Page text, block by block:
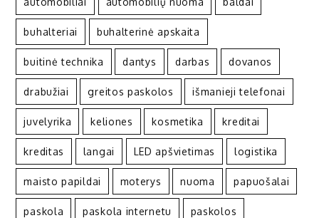
buhalteriai buhalterinė apskaita
buitinė technika dantys darbas dovanos
drabužiai greitos paskolos išmanieji telefonai
juvelyrika keliones kosmetika kreditai
kreditas langai LED apšvietimas logistika
maisto papildai moterys nuoma papuošalai
paskola paskola internetu paskolos